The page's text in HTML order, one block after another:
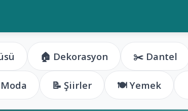
🏠 Dekorasyon ✂️ Dantel
📝 Şiirler 🍽️ Yemek